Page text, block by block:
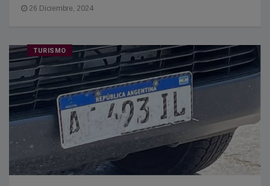
26 Diciembre, 2024
TURISMO